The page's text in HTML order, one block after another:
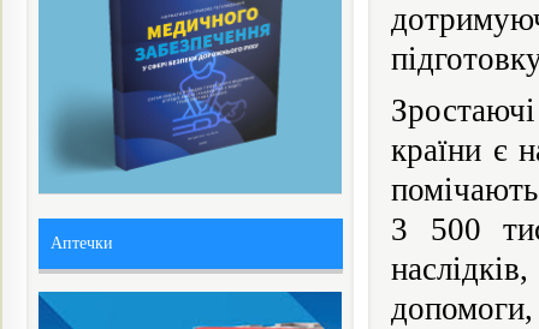
країни є
3 500
Аптечки